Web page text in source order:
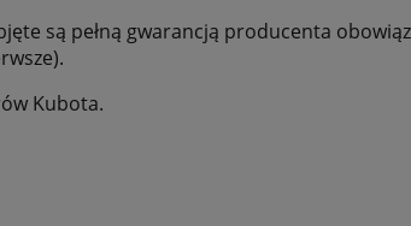
są pełną gwarancją producenta
Kubota.